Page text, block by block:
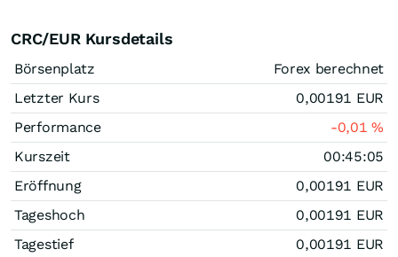
CRC/EUR Kursdetails
Börsenplatz
Forex berechnet
Letzter Kurs
0,00191 EUR
Performance
-0,01%
Kurszeit
00:45:05
Eröffnung
0,00191 EUR
Tageshoch
0,00191 EUR
Tagestief
0,00191 EUR